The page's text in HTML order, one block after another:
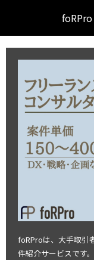
foRProは、大手取引
件紹介サービスです